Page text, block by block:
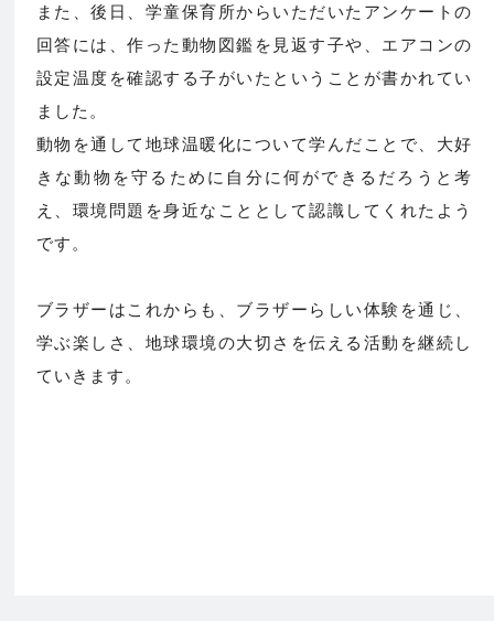
また、後日、学童保育所からいただいたアンケートの
回答には、作った動物図鑑を見返す子や、エアコンの
設定温度を確認する子がいたということが書かれてい
ました。
動物を通して地球温暖化について学んだことで、大好
きな動物を守るために自分に何ができるだろうと考
え、環境問題を身近なこととして認識してくれたよう
です。
ブラザーはこれからも、ブラザーらしい体験を通じ、
学ぶ楽しさ、地球環境の大切さを伝える活動を継続し
ていきます。